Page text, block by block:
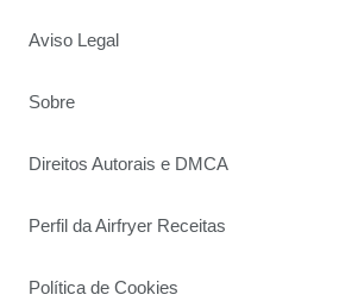
Aviso Legal
Sobre
Direitos Autorais e DMCA
Perfil da Airfryer Receitas
Política de Cookies